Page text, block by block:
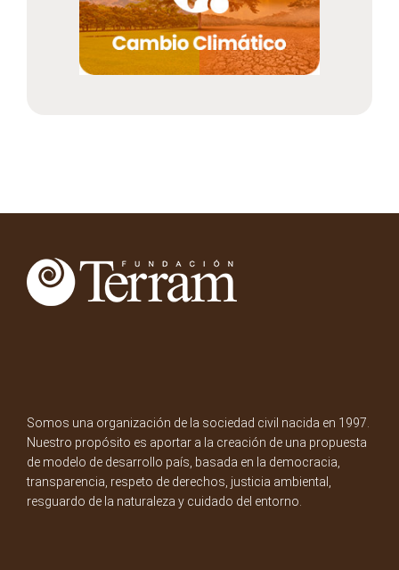
Somos una organización de la sociedad civil nacida en 1997.
Nuestro propósito es aportar a la creación de una propuesta
de modelo de desarrollo país, basada en la democracia,
transparencia, respeto de derechos, justicia ambiental,
resguardo de la naturaleza y cuidado del entorno.